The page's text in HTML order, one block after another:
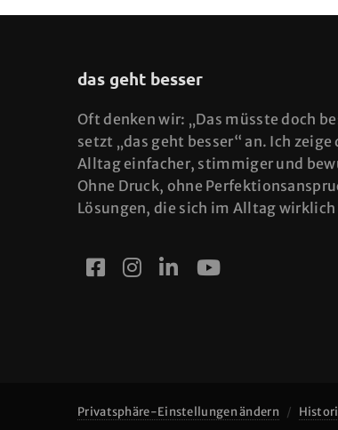
das geht besser
Oft denken wir: „Das müsste doch
setzt „das geht besser“ an. Ich zeige
Alltag einfacher, stimmiger und
Ohne Druck, ohne
Lösungen, die sich im Alltag
Privatsphäre-Einstellungen ändern